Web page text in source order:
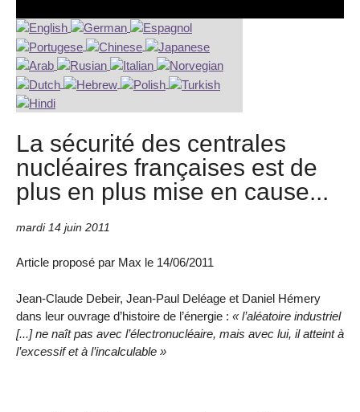
La sécurité des centrales
nucléaires françaises est de
plus en plus mise en cause...
mardi 14 juin 2011
Article proposé par Max le 14/06/2011
Jean-Claude Debeir, Jean-Paul Deléage et Daniel Hémery
dans leur ouvrage d’histoire de l’énergie : « l’aléatoire industriel
[...] ne naît pas avec l’électronucléaire, mais avec lui, il atteint à
l’excessif et à l’incalculable »